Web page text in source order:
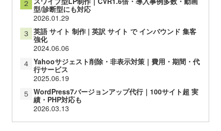
２
型/診断型にも対応
2026.01.29
３ 英語 サイト 制作 | 英訳 サイト で インバウンド 集客
強化
2024.06.06
４ Yahooサジェスト削除・非表示対策｜費用・期間・代
行サービス
2025.06.19
５ WordPress7バージョンアップ代行｜100サイト超 実
績・PHP対応も
2026.03.13